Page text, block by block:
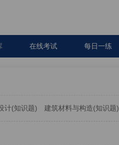
在线考试 每日一练
计(知识题) 建筑材料与构造(知识题)